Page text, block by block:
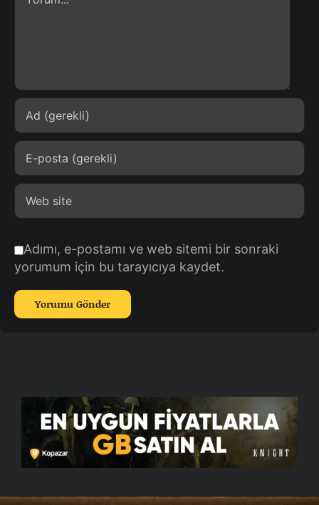
Adımı, e-postamı ve web sitemi bir sonraki
yorumum için bu tarayıcıya kaydet.